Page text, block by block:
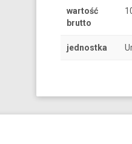
wartość
brutto
jednostka